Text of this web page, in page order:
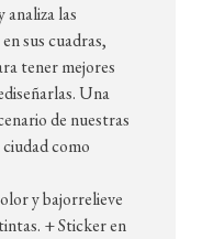
las
sus cuadras,
tener mejores
Una
de nuestras
como
y bajorrelieve
+ Sticker en